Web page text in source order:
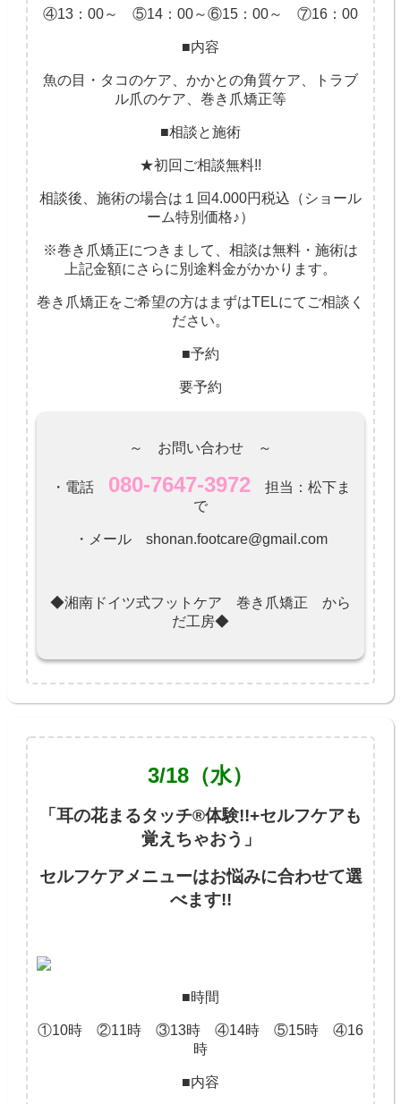
④13：00～ ⑤14：00～⑥15：00～ ⑦16：00
■内容
魚の目・タコのケア、かかとの角質ケア、トラブ
ル爪のケア、巻き爪矯正等
■相談と施術
★初回ご相談無料!!
相談後、施術の場合は１回4.000円税込（ショール
ーム特別価格♪）
※巻き爪矯正につきまして、相談は無料・施術は
上記金額にさらに別途料金がかかります。
巻き爪矯正をご希望の方はまずはTELにてご相談く
ださい。
■予約
要予約
～ お問い合わせ ～
・電話 080-7647-3972担当：松下ま
で
・メール shonan.footcare@gmail.com
◆湘南ドイツ式フットケア 巻き爪矯正 から
だ工房◆
3/18（水）
「耳の花まるタッチ®体験!!+セルフケアも
覚えちゃおう」
セルフケアメニューはお悩みに合わせて選
べます!!
■時間
①10時 ②11時 ③13時 ④14時 ⑤15時 ④16
時
■内容